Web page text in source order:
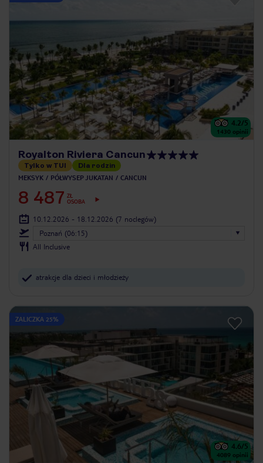
4.2/5
1430 opinii
Royalton Riviera Cancun
Tylko w TUI Dla rodzin
MEKSYK PÓŁWYSEP JUKATAN CANCUN
8 487 ZŁ
OSOBA
10.12.2026 - 18.12.2026 (7 noclegów)
Poznań (06:15)
All Inclusive
atrakcje dla dzieci i młodzieży
ZALICZKA 25%
4.6/5
4089 opinii